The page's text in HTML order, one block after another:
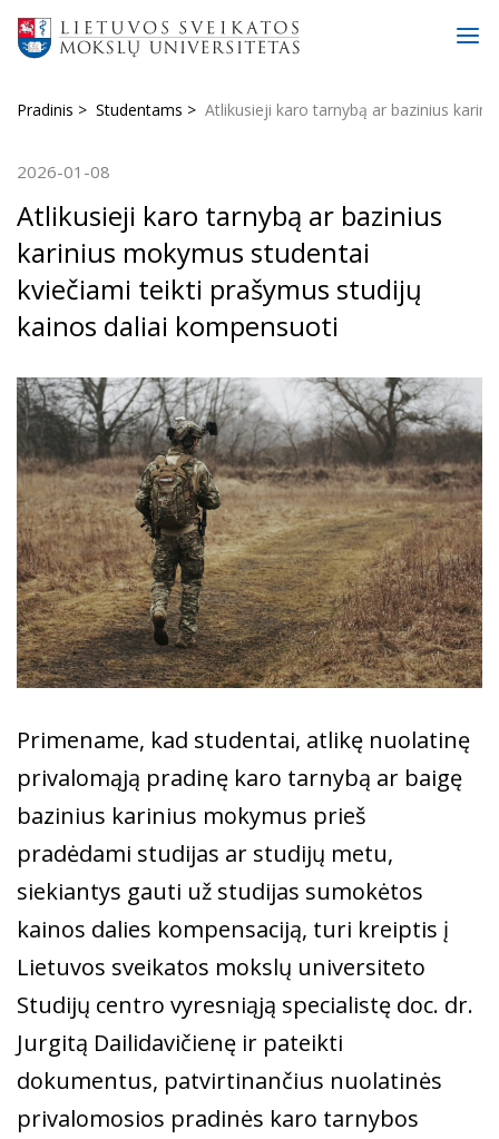
Pradinis Studentams Atlikusieji karo tarnybą ar bazinius
2026-01-08
Atlikusieji karo tarnybą ar bazinius
karinius mokymus studentai
kviečiami teikti prašymus studijų
kainos daliai kompensuoti
Primename, kad studentai, atlikę nuolatinę
privalomąją pradinę karo tarnybą ar baigę
bazinius karinius mokymus prieš
pradėdami studijas ar studijų metu,
siekiantys gauti už studijas sumokėtos
kainos dalies kompensaciją, turi kreiptis į
Lietuvos sveikatos mokslų universiteto
Studijų centro vyresniąją specialistę doc. dr.
Jurgitą Dailidavičienę ir pateikti
dokumentus, patvirtinančius nuolatinės
privalomosios pradinės karo tarnybos